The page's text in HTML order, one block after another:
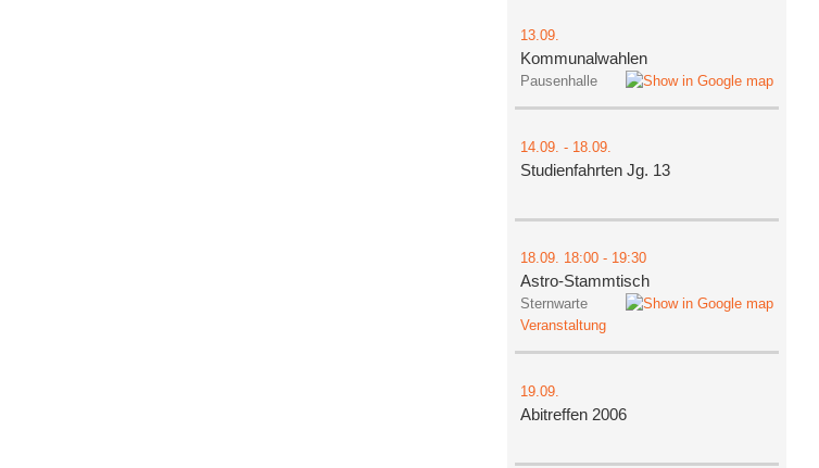
13.09.
Kommunalwahlen
Pausenhalle
14.09. - 18.09.
Studienfahrten Jg. 13
18.09. 18:00- 19:30
Astro-Stammtisch
Sternwarte
Veranstaltung
19.09.
Abitreffen 2006